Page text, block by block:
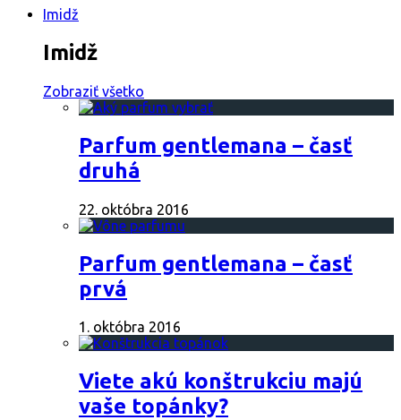
Imidž
Imidž
Zobraziť všetko
Parfum gentlemana – časť
druhá
22. októbra 2016
Parfum gentlemana – časť
prvá
1. októbra 2016
Viete akú konštrukciu majú
vaše topánky?